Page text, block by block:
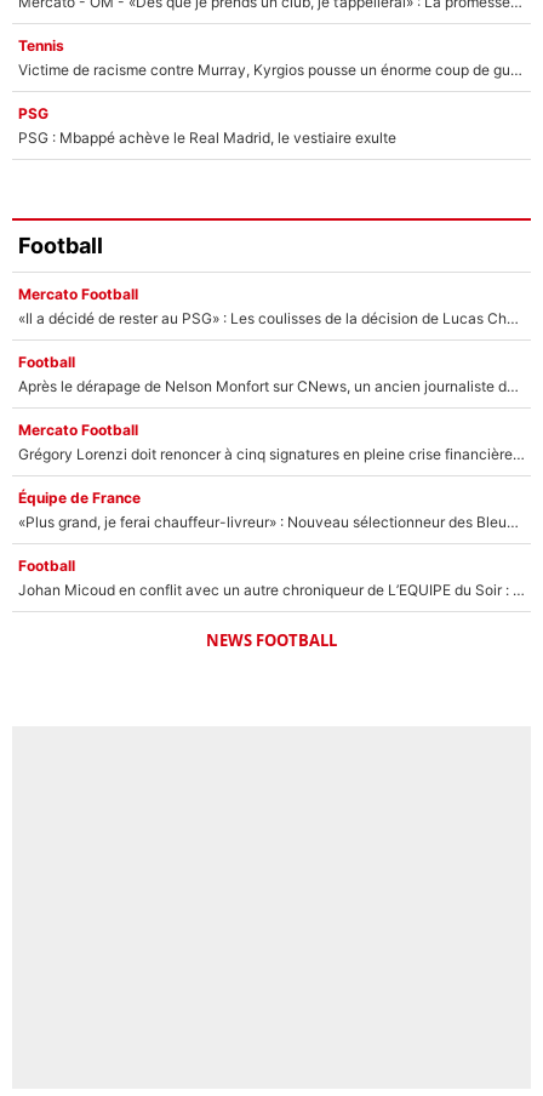
Tennis
Victime de racisme contre Murray, Kyrgios pousse un énorme coup de gueule !
PSG
PSG : Mbappé achève le Real Madrid, le vestiaire exulte
Football
Mercato Football
«Il a décidé de rester au PSG» : Les coulisses de la décision de Lucas Chevalier pour son transfert
Football
Après le dérapage de Nelson Monfort sur CNews, un ancien journaliste de France Télévisions relance la polémique sur les incendies en Gironde
Mercato Football
Grégory Lorenzi doit renoncer à cinq signatures en pleine crise financière : L’IA propose sept noms à l’OM pour un mercato réussi... à seulement 5M€ !
Équipe de France
«Plus grand, je ferai chauffeur-livreur» : Nouveau sélectionneur des Bleus, Zinédine Zidane s’était imaginé un avenir très différent lorsqu'il était enfant
Football
Johan Micoud en conflit avec un autre chroniqueur de L’EQUIPE du Soir : «Pendant un moment, je ne les ai pas remis ensemble dans l'émission»
NEWS FOOTBALL